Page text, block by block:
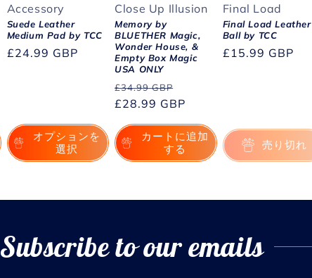
Accessory
Suede Leather
Medium Pad by TCC
通
£24.99 GBP
オプションを
選択
Close Up Illusion
Memory by
BLUETHER Magic,
Wonder House, &
Empty Box Magic
USA ONLY
通
常
格
£34.99 GBP
ー
価
格
£28.99 GBP
カートに追加
する
Final Load
Final Load Leather
Ball by TCC
通
£15.99 GBP
売り切れ
Subscribe to our emails